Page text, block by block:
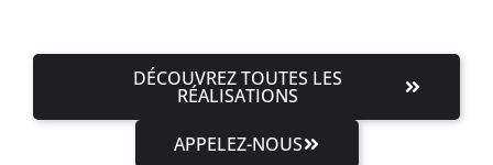
DÉCOUVREZ TOUTES LES
RÉALISATIONS
APPELEZ-NOUS